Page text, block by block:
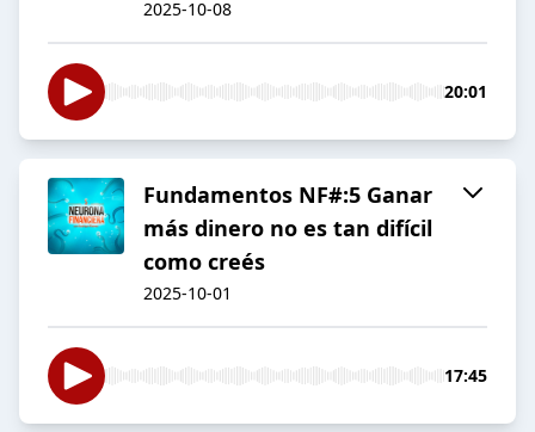
2025-10-08
20:01
Fundamentos NF#:5 Ganar
más dinero no es tan difícil
como creés
2025-10-01
17:45